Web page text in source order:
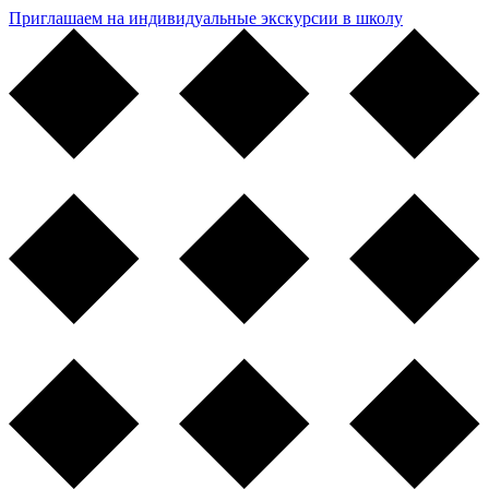
Приглашаем на индивидуальные экскурсии в школу